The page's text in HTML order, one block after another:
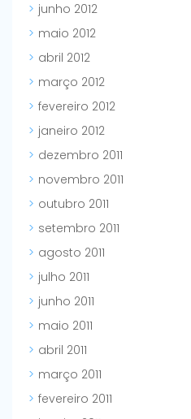
junho 2012
maio 2012
abril 2012
março 2012
fevereiro 2012
janeiro 2012
dezembro 2011
novembro 2011
outubro 2011
setembro 2011
agosto 2011
julho 2011
junho 2011
maio 2011
abril 2011
março 2011
fevereiro 2011